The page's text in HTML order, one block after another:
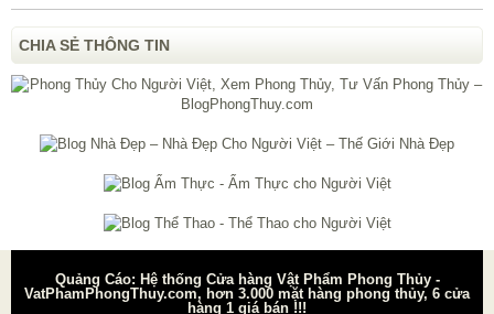
CHIA SẺ THÔNG TIN
Quảng Cáo: Hệ thống Cửa hàng Vật Phẩm Phong Thủy -
VatPhamPhongThuy.com, hơn 3.000 mặt hàng phong thủy, 6 cửa
hàng 1 giá bán !!!